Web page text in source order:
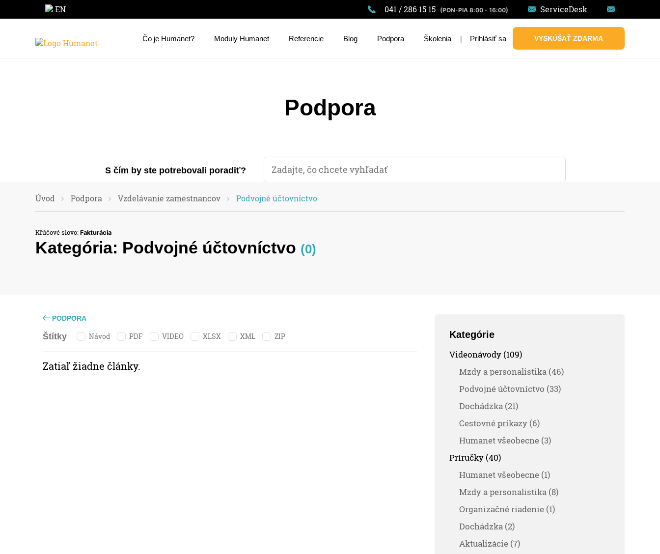
EN 041 / 286 15 15 (PON-PIA 8:00 - 16:00) ServiceDesk
Čo je Humanet? Moduly Humanet Referencie Blog Podpora Školenia | Prihlásiť sa VYSKÚŠAŤ ZDARMA
Podpora
S čím by ste potrebovali poradiť?
Úvod Podpora Vzdelávanie zamestnancov Podvojné účtovníctvo
Kľúčové slovo: Fakturácia
Kategória: Podvojné účtovníctvo (0)
PODPORA
Štítky Návod PDF VIDEO XLSX XML ZIP
Zatiaľ žiadne články.
Kategórie
Videonávody (109)
Mzdy a personalistika (46)
Podvojné účtovníctvo (33)
Dochádzka (21)
Cestovné príkazy (6)
Humanet všeobecne (3)
Príručky (40)
Humanet všeobecne (1)
Mzdy a personalistika (8)
Organizačné riadenie (1)
Dochádzka (2)
Aktualizácie (7)